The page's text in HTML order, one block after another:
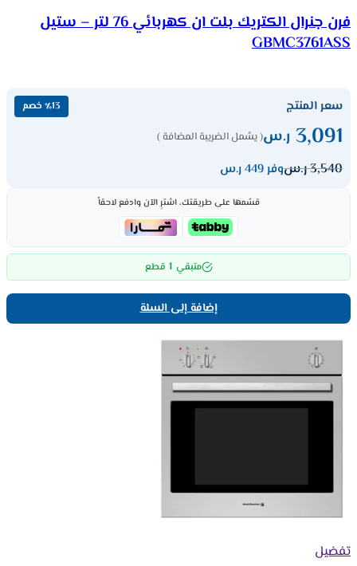
فرن جنرال الكتريك بلت ان كهربائي 76 لتر – ستيل
GBMC3761ASS
سعر المنتج ٪13 خصم
3,091 ر.س( يشمل الضريبة المضافة )
3,540ر.سوفر 449 ر.س
قسّمها على طريقتك، اشترِ الآن وادفع لاحقاً
متبقي 1 قطع
إضافة إلى السلة
تفضيل